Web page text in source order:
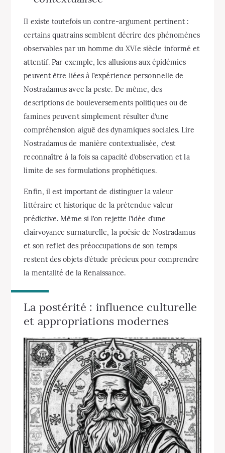
Il existe toutefois un contre-argument pertinent :
certains quatrains semblent décrire des phénomènes
observables par un homme du XVIe siècle informé et
attentif. Par exemple, les allusions aux épidémies
peuvent être liées à l’expérience personnelle de
Nostradamus avec la peste. De même, des
descriptions de bouleversements politiques ou de
famines peuvent simplement résulter d’une
compréhension aiguë des dynamiques sociales. Lire
Nostradamus de manière contextualisée, c’est
reconnaître à la fois sa capacité d’observation et la
limite de ses formulations prophétiques.
Enfin, il est important de distinguer la valeur
littéraire et historique de la prétendue valeur
prédictive. Même si l’on rejette l’idée d’une
clairvoyance surnaturelle, la poésie de Nostradamus
et son reflet des préoccupations de son temps
restent des objets d’étude précieux pour comprendre
la mentalité de la Renaissance.
La postérité : influence culturelle
et appropriations modernes